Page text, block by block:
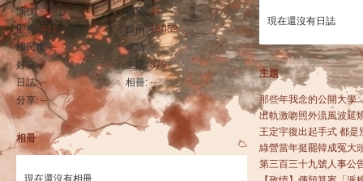
演技:-- 威望:41
聖眷: 441 銀兩:18059
國民度:-- 軍功: --
好友:7 主題:879
日誌:-- 相冊: --
分享: --
相冊
現在還沒有相冊
現在還沒有日誌
主題
那些年我念的公開大學
出軌激吻照外流風波
王定宇復出起手式 都是
綠營當年挺罷韓成冤大
第三百三十九號人事公